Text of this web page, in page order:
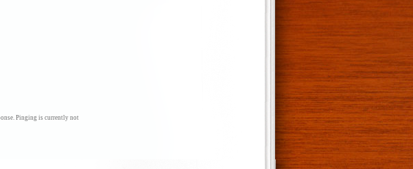
Pinging is currently not